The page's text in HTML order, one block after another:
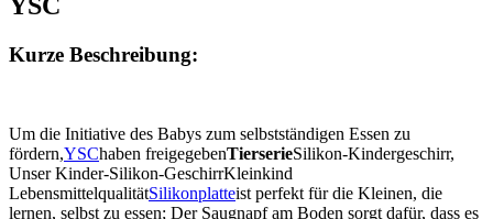
Kurze Beschreibung:
Um die Initiative des Babys zum selbstständigen Essen zu
fördern,YSChaben freigegebenTierserieSilikon-Kindergeschirr,
Unser Kinder-Silikon-GeschirrKleinkind
LebensmittelqualitätSilikonplatteist perfekt für die Kleinen, die
lernen, selbst zu essen; Der Saugnapf am Boden sorgt dafür, dass es